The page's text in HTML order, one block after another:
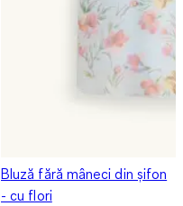
Bluză fără mâneci din șifon
- cu flori